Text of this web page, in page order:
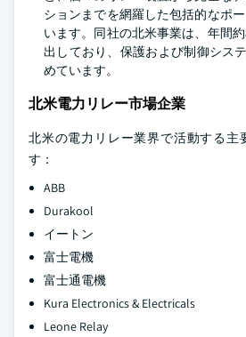
ションまでを網羅した包括的なポ
います。同社の北米事業は、年間
出しており、保護および制御シス
めています。
北米電力リレー市場企業
北米の電力リレー業界で活動する主
す：
ABB
Durakool
イートン
富士電機
富士通電機
Kura Electronics & Electricals
Leone Relay